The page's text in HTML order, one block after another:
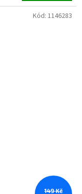
149 Kč
Kód: 1146283